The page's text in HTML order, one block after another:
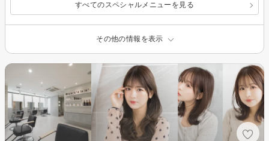
すべてのスペシャルメニューを見る
その他の情報を表示